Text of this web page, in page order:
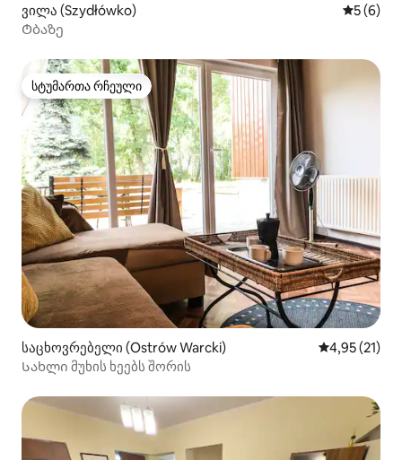
ვილა (Szydłówko) საშუალო
5 (6)
Ტბაზე
სტუმართა რჩეული
სტუმართა რჩეული
საცხოვრებელი (Ostrów Warcki) საშუალო
4,95 (21)
Სახლი მუხის ხეებს შორის